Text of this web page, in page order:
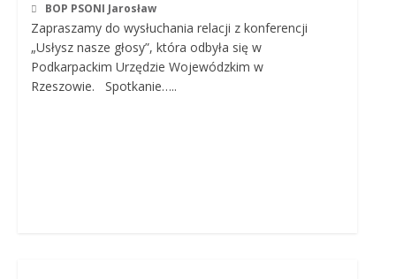
BOP PSONI Jarosław
Zapraszamy do wysłuchania relacji z konferencji
„Usłysz nasze głosy”, która odbyła się w
Podkarpackim Urzędzie Wojewódzkim w
Rzeszowie. Spotkanie…..